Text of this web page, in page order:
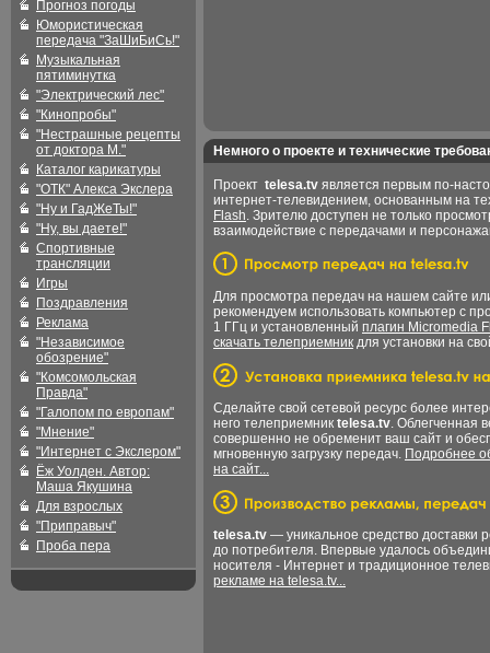
Прогноз погоды
Юмористическая
передача "ЗаШиБиСь!"
Музыкальная
пятиминутка
"Электрический лес"
"Кинопробы"
"Нестрашные рецепты
от доктора М."
Каталог карикатуры
"ОТК" Алекса Экслера
"Ну и ГадЖеТы!"
"Ну, вы даете!"
Спортивные
трансляции
Игры
Поздравления
Реклама
"Независимое
обозрение"
"Комсомольская
Правда"
"Галопом по европам"
"Мнение"
"Интернет с Экслером"
Ёж Уолден. Автор:
Маша Якушина
Для взрослых
"Приправыч"
Проба пера
Немного о проекте и технические
Проект telesa.tv является первым по-
интернет-телевидением, основанным на
Flash. Зрителю доступен не только
взаимодействие с передачами и
Для просмотра передач на нашем сайте
рекомендуем использовать компьютер с
1 ГГц и установленный плагин Micromedia
скачать телеприемник для установки на
Сделайте свой сетевой ресурс более
него телеприемник telesa.tv. Облегченная
совершенно не обременит ваш сайт и
мгновенную загрузку передач. Подробнее
на сайт...
telesa.tv — уникальное средство доставки
до потребителя. Впервые удалось
носителя - Интернет и традиционное
рекламе на telesa.tv...